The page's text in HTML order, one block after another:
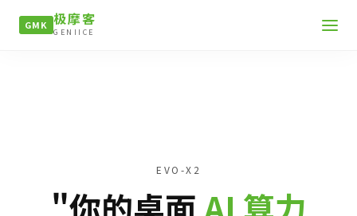
GMK 极摩客
GENIICE
EVO-X2